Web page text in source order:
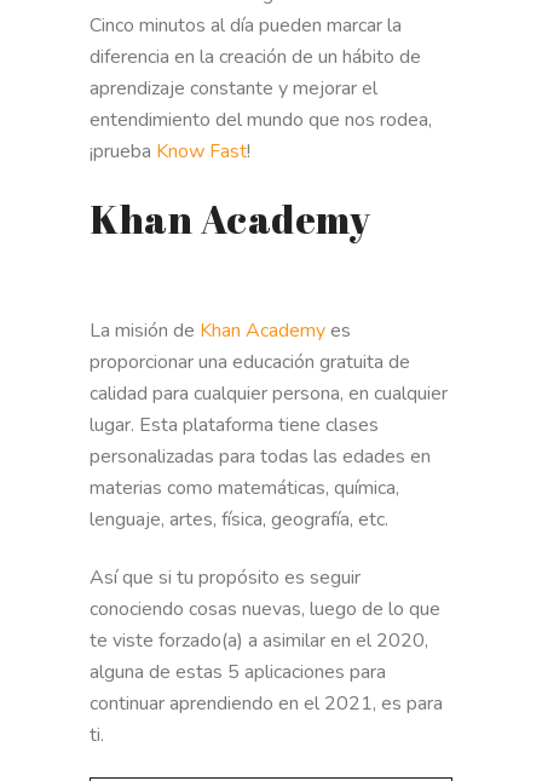
Cinco minutos al día pueden marcar la
diferencia en la creación de un hábito de
aprendizaje constante y mejorar el
entendimiento del mundo que nos rodea,
¡prueba Know Fast!
Khan Academy
La misión de Khan Academyes
proporcionar una educación gratuita de
calidad para cualquier persona, en cualquier
lugar. Esta plataforma tiene clases
personalizadas para todas las edades en
materias como matemáticas, química,
lenguaje, artes, física, geografía, etc.
Así que si tu propósito es seguir
conociendo cosas nuevas, luego de lo que
te viste forzado(a) a asimilar en el 2020,
alguna de estas 5 aplicaciones para
continuar aprendiendo en el 2021, es para
ti.